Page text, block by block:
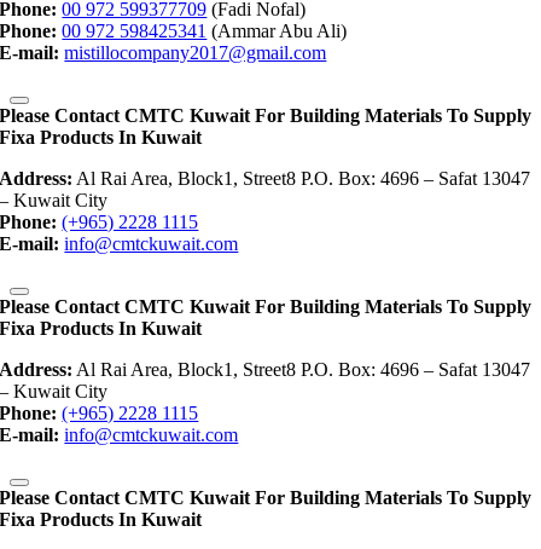
Phone: 00 972 599377709 (Fadi Nofal)
Phone: 00 972 598425341 (Ammar Abu Ali)
E-mail: mistillocompany2017@gmail.com
Please Contact CMTC Kuwait For Building Materials To Supply
Fixa Products In Kuwait
Address: Al Rai Area, Block1, Street8 P.O. Box: 4696 – Safat 13047
– Kuwait City
Phone: (+965) 2228 1115
E-mail: info@cmtckuwait.com
Please Contact CMTC Kuwait For Building Materials To Supply
Fixa Products In Kuwait
Address: Al Rai Area, Block1, Street8 P.O. Box: 4696 – Safat 13047
– Kuwait City
Phone: (+965) 2228 1115
E-mail: info@cmtckuwait.com
Please Contact CMTC Kuwait For Building Materials To Supply
Fixa Products In Kuwait